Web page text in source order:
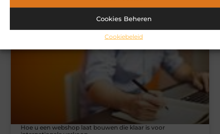
Cookies Beheren
Cookiebeleid
mogelijk interesseren
Hoe u een webshop laat bouwen die klaar is voor